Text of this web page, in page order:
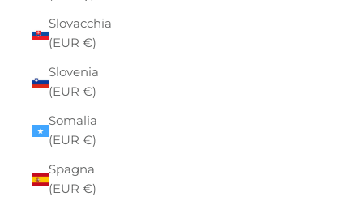
Slovacchia
(EUR €)
Slovenia
(EUR €)
Somalia
(EUR €)
Spagna
(EUR €)